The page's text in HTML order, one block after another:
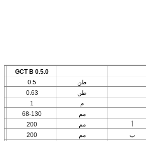
GCT B 0.5.0
طن
0.5
طن
0.63
م
1
مم
68-130
أ مم
200
ب
مم
200